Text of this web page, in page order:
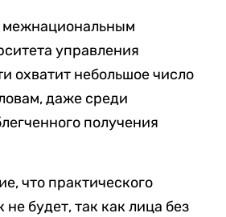
межнациональным
управления
охватит небольшое число
даже среди
получения
что практического
будет, так как лица без